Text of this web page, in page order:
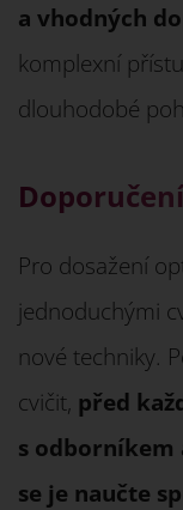
a vhodných
komplexní
dlouhodobé
Pro dosažení
jednoduchými
nové techniky.
cvičit, před
s odborníkem
se je naučte